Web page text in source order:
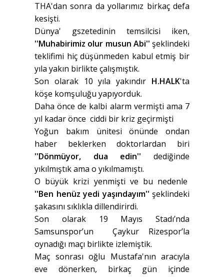
THA'dan sonra da yollarımız birkaç defa
kesişti.
Dünya' gszetedinin temsilcisi iken,
''Muhabirimiz olur musun Abi'' şeklindeki
teklifimi hiç düşünmeden kabul etmiş bir
yıla yakın birlikte çalışmıştık.
Son olarak 10 yıla yakındır H.HALK'ta
köşe komşuluğu yapıyorduk.
Daha önce de kalbi alarm vermişti ama 7
yıl kadar önce ciddi bir kriz geçirmişti
Yoğun bakım ünitesi önünde ondan
haber beklerken doktorlardan biri
''Dönmüyor, dua edin'' dediğinde
yıkılmıştık ama o yıkılmamıştı.
O büyük krizi yenmişti ve bu nedenle
''Ben henüz yedi yaşındayım'' şeklindeki
şakasını sıklıkla dillendirirdi.
Son olarak 19 Mayıs Stadı’nda
Samsunspor’un Çaykur Rizespor’la
oynadığı maçı birlikte izlemiştik.
Maç sonrası oğlu Mustafa'nın aracıyla
eve dönerken, birkaç gün içinde